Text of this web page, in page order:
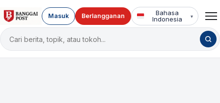
Cari
berita
Masuk Berlangganan
Bahasa
Indonesia
▾